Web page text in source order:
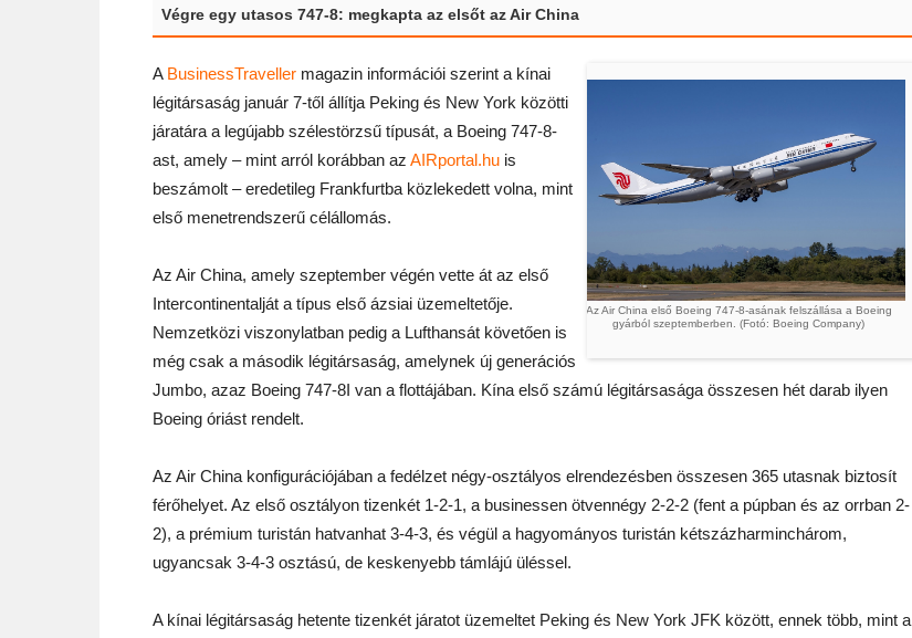
Végre egy utasos 747-8: megkapta az elsőt az Air China
Az Air China első Boeing 747-8-asának felszállása a Boeing
gyárból szeptemberben. (Fotó: Boeing Company)
A BusinessTraveller magazin információi szerint a kínai
légitársaság január 7-től állítja Peking és New York közötti
járatára a legújabb szélestörzsű típusát, a Boeing 747-8-
ast, amely – mint arról korábban az AIRportal.hu is
beszámolt – eredetileg Frankfurtba közlekedett volna, mint
első menetrendszerű célállomás.
Az Air China, amely szeptember végén vette át az első
Intercontinentalját a típus első ázsiai üzemeltetője.
Nemzetközi viszonylatban pedig a Lufthansát követően is
még csak a második légitársaság, amelynek új generációs
Jumbo, azaz Boeing 747-8I van a flottájában. Kína első számú légitársasága összesen hét darab ilyen
Boeing óriást rendelt.
Az Air China konfigurációjában a fedélzet négy-osztályos elrendezésben összesen 365 utasnak biztosít
férőhelyet. Az első osztályon tizenkét 1-2-1, a businessen ötvennégy 2-2-2 (fent a púpban és az orrban 2-
2), a prémium turistán hatvanhat 3-4-3, és végül a hagyományos turistán kétszázharminchárom,
ugyancsak 3-4-3 osztású, de keskenyebb támlájú üléssel.
A kínai légitársaság hetente tizenkét járatot üzemeltet Peking és New York JFK között, ennek több, mint a